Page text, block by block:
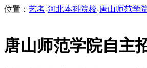
位置： 艺考-河北本科院校-唐山师范学
唐山师范学院自主